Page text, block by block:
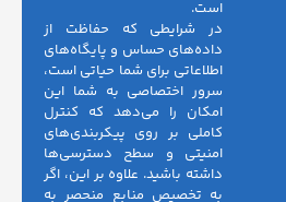
در شرایطی که حفاظت از
داده‌های حساس و پایگاه‌های
اطلاعاتی برای شما حیاتی است،
سرور اختصاصی به شما این
امکان را می‌دهد که کنترل
کاملی بر روی پیکربندی‌های
امنیتی و سطح دسترسی‌ها
داشته باشید. علاوه بر این، اگر
به تخصیص منابع منحصر به